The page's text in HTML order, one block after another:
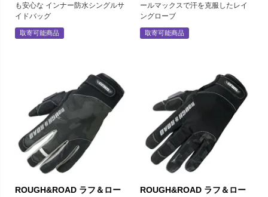
も安心な インナー防水シングルサ
イドバッグ
取寄可能商品
ールマックスで汗を克服したレイ
ングローブ
取寄可能商品
ROUGH&ROAD ラフ＆ロー
ROUGH&ROAD ラフ＆ロー